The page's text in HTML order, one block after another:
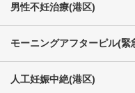
男性不妊治療(港区)
モーニングアフターピル(緊
人工妊娠中絶(港区)